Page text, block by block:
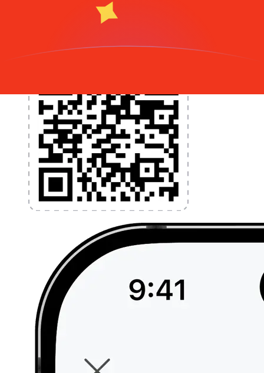
l'application dès aujourd'hui !